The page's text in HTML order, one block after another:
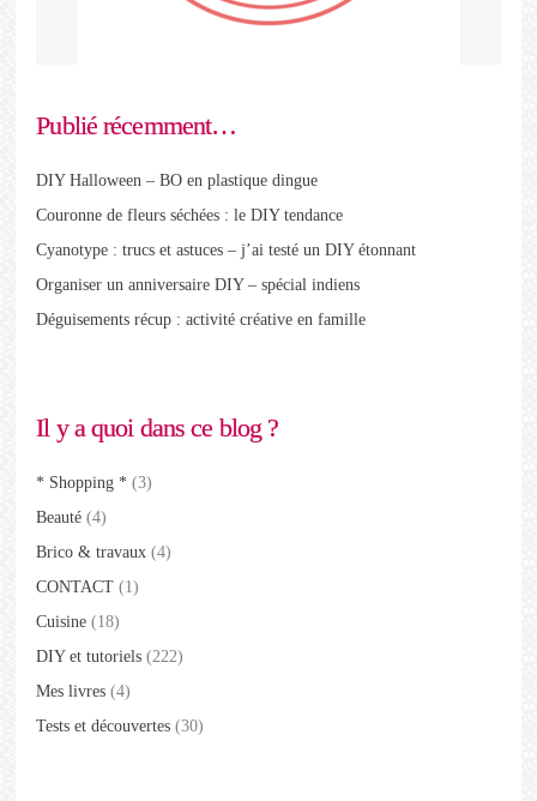
Publié récemment…
DIY Halloween – BO en plastique dingue
Couronne de fleurs séchées : le DIY tendance
Cyanotype : trucs et astuces – j’ai testé un DIY étonnant
Organiser un anniversaire DIY – spécial indiens
Déguisements récup : activité créative en famille
Il y a quoi dans ce blog ?
* Shopping * (3)
Beauté (4)
Brico & travaux (4)
CONTACT (1)
Cuisine (18)
DIY et tutoriels (222)
Mes livres (4)
Tests et découvertes (30)